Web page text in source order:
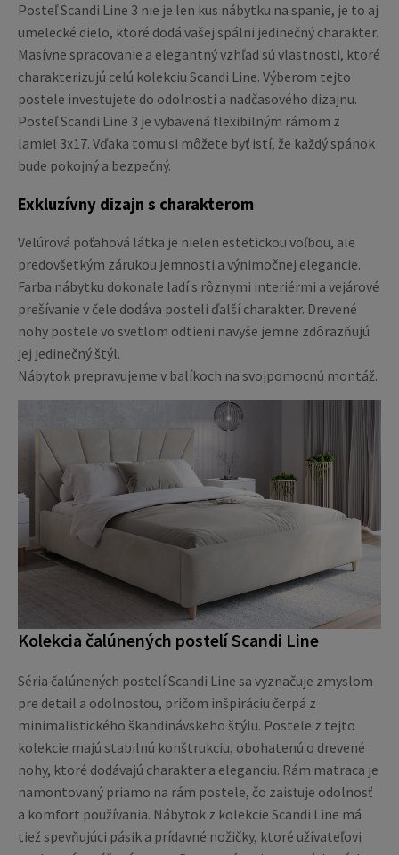
Posteľ Scandi Line 3 nie je len kus nábytku na spanie, je to aj
umelecké dielo, ktoré dodá vašej spálni jedinečný charakter.
Masívne spracovanie a elegantný vzhľad sú vlastnosti, ktoré
charakterizujú celú kolekciu Scandi Line. Výberom tejto
postele investujete do odolnosti a nadčasového dizajnu.
Posteľ Scandi Line 3 je vybavená flexibilným rámom z
lamiel 3x17. Vďaka tomu si môžete byť istí, že každý spánok
bude pokojný a bezpečný.
Exkluzívny dizajn s charakterom
Velúrová poťahová látka je nielen estetickou voľbou, ale
predovšetkým zárukou jemnosti a výnimočnej elegancie.
Farba nábytku dokonale ladí s rôznymi interiérmi a vejárové
prešívanie v čele dodáva posteli ďalší charakter. Drevené
nohy postele vo svetlom odtieni navyše jemne zdôrazňujú
jej jedinečný štýl.
Nábytok prepravujeme v balíkoch na svojpomocnú montáž.
Kolekcia čalúnených postelí Scandi Line
Séria čalúnených postelí Scandi Line sa vyznačuje zmyslom
pre detail a odolnosťou, pričom inšpiráciu čerpá z
minimalistického škandinávskeho štýlu. Postele z tejto
kolekcie majú stabilnú konštrukciu, obohatenú o drevené
nohy, ktoré dodávajú charakter a eleganciu. Rám matraca je
namontovaný priamo na rám postele, čo zaisťuje odolnosť
a komfort používania. Nábytok z kolekcie Scandi Line má
tiež spevňujúci pásik a prídavné nožičky, ktoré užívateľovi